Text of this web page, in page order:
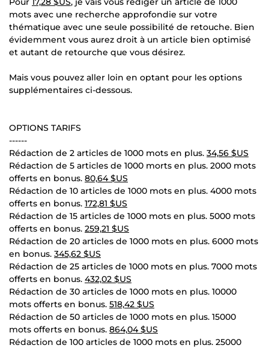
mots avec une recherche approfondie sur votre
thématique avec une seule possibilité de retouche. Bien
évidemment vous aurez droit à un article bien optimisé
et autant de retourche que vous désirez.
Mais vous pouvez aller loin en optant pour les options
supplémentaires ci-dessous.
OPTIONS TARIFS
------
Rédaction de 2 articles de 1000 mots en plus. 34,56 $US
Rédaction de 5 articles de 1000 morts en plus. 2000 mots
offerts en bonus. 80,64 $US
Rédaction de 10 articles de 1000 mots en plus. 4000 mots
offerts en bonus. 172,81 $US
Rédaction de 15 articles de 1000 mots en plus. 5000 mots
offerts en bonus. 259,21 $US
Rédaction de 20 articles de 1000 mots en plus. 6000 mots
en bonus. 345,62 $US
Rédaction de 25 articles de 1000 mots en plus. 7000 mots
offerts en bonus. 432,02 $US
Rédaction de 30 articles de 1000 mots en plus. 10000
mots offerts en bonus. 518,42 $US
Rédaction de 50 articles de 1000 mots en plus. 15000
mots offerts en bonus. 864,04 $US
Rédaction de 100 articles de 1000 mots en plus. 25000